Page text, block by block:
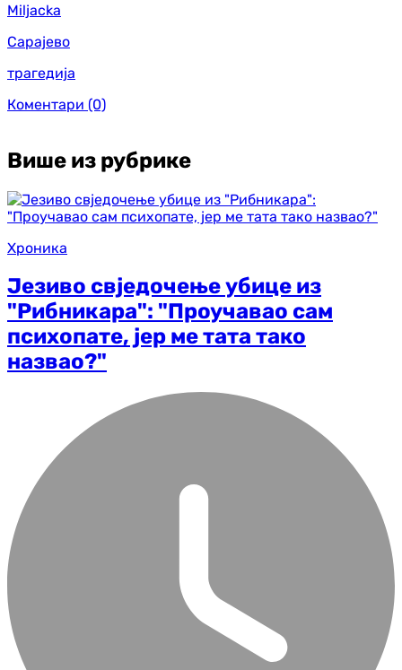
Miljacka
Сарајево
трагедија
Коментари (0)
Више из рубрике
Хроника
Језиво свједочење убице из
"Рибникара": "Проучавао сам
психопате, јер ме тата тако
назвао?"